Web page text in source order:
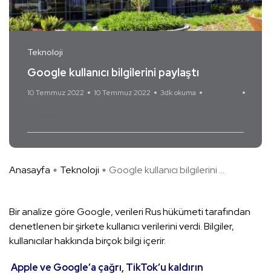
Teknoloji
Google kullanıcı bilgilerini paylaştı
10 Temmuz 2022 10 Temmuz 2022 3dk okuma
Anasayfa Teknoloji Google kullanıcı bilgilerini ...
Bir analize göre Google, verileri Rus hükümeti tarafından
denetlenen bir şirkete kullanıcı verilerini verdi. Bilgiler,
kullanıcılar hakkında birçok bilgi içerir.
Apple ve Google’a çağrı, TikTok’u kaldırın